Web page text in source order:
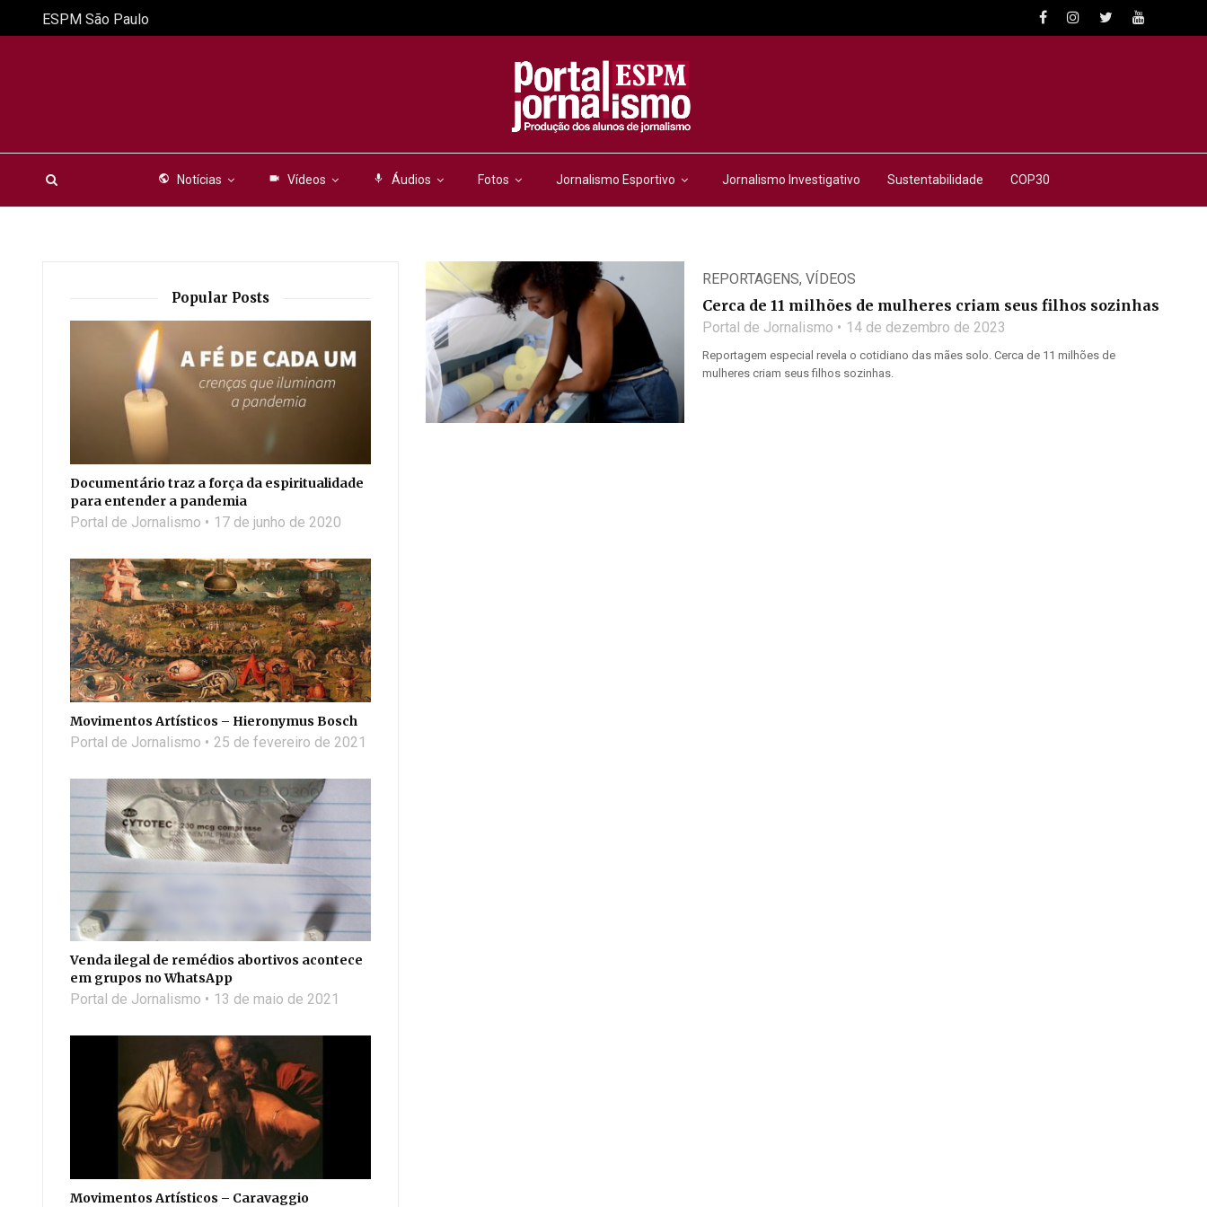
public Notícias videocam Vídeos mic Áudios Fotos Jornalismo Esportivo Jornalismo Investigativo Sustentabilidade COP30
ESPM São Paulo
REPORTAGENS, VÍDEOS
Cerca de 11 milhões de mulheres criam seus filhos sozinhas
Portal de Jornalismo 14 de dezembro de 2023
Reportagem especial revela o cotidiano das mães solo. Cerca de 11 milhões de
mulheres criam seus filhos sozinhas.
Popular Posts
Documentário traz a força da espiritualidade
para entender a pandemia
Portal de Jornalismo 17 de junho de 2020
Movimentos Artísticos – Hieronymus Bosch
Portal de Jornalismo 25 de fevereiro de 2021
Venda ilegal de remédios abortivos acontece
em grupos no WhatsApp
Portal de Jornalismo 13 de maio de 2021
Movimentos Artísticos – Caravaggio